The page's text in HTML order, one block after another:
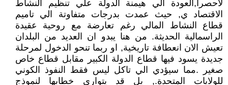
لاحصرا,العودة الي هيمنة الدولة علي تنظيم النشاط
الاقتصاد ي, حيث عمدت بدرجات متفاوتة الي تاميم
قطاع النشاط المالي رغم تعارضة مع روحية عقيدة
الراسمالية الحديثة. من هنا يبدو ان العديد من البلدان
تعيش الان انعطافة تاريخية, او ربما تنحو الدخول لمرحلة
جديدة يسود فيها قطاع الدولة الكبير مقابل قطاع خاص
صغير .مما سيؤدي الي تاكل ليس فقط النفوذ الكوني
للولايات المتحدة., بل قد يتواري خطابها لنموذج